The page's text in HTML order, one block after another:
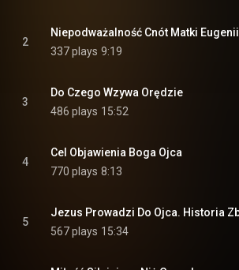
2
Niepodważalność Cnót Matki Eugenii
337 plays 9:19
3
Do Czego Wzywa Orędzie
486 plays 15:52
4
Cel Objawienia Boga Ojca
770 plays 8:13
5
567 plays 15:34